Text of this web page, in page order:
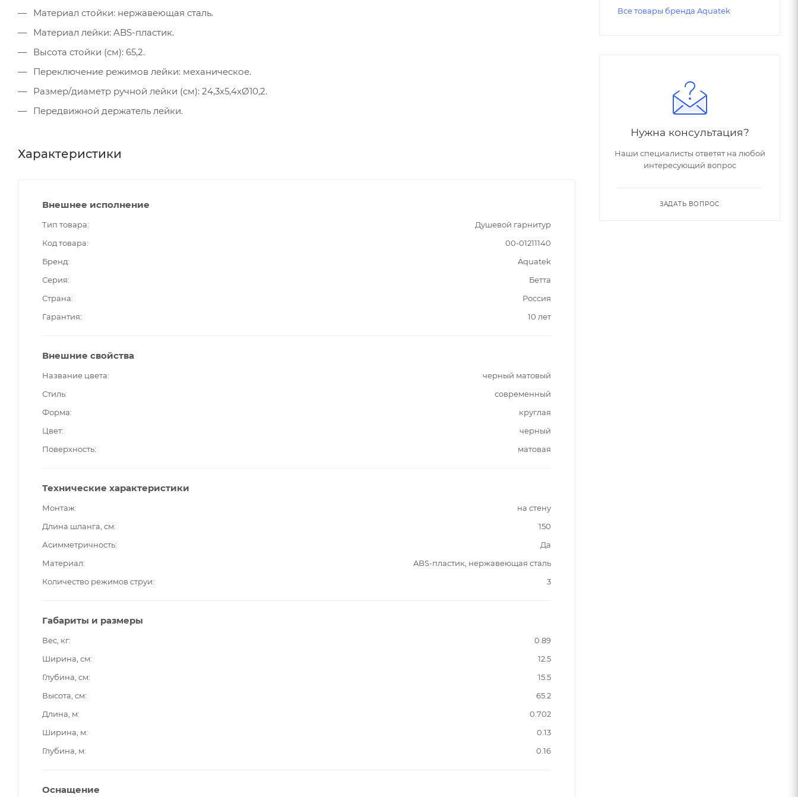
Материал стойки: нержавеющая сталь.
Материал лейки: ABS-пластик.
Высота стойки (см): 65,2.
Переключение режимов лейки: механическое.
Размер/диаметр ручной лейки (см): 24,3х5,4хØ10,2.
Передвижной держатель лейки.
Характеристики
Внешнее исполнение
Тип товара
Душевой гарнитур
Код товара
00-01211140
Бренд
Aquatek
Серия
Бетта
Страна
Россия
Гарантия
10 лет
Внешние свойства
Название цвета
черный матовый
Стиль
современный
Форма
круглая
Цвет
черный
Поверхность
матовая
Технические характеристики
Монтаж
на стену
Длина шланга, см
150
Асимметричность
Да
Материал
ABS-пластик, нержавеющая сталь
Количество режимов струи
3
Габариты и размеры
Вес, кг
0.89
Ширина, см
12.5
Глубина, см
15.5
Высота, см
65.2
Длина, м
0.702
Ширина, м
0.13
Глубина, м
0.16
Оснащение
Все товары бренда Aquatek
Нужна консультация?
Наши специалисты ответят на любой
интересующий вопрос
ЗАДАТЬ ВОПРОС